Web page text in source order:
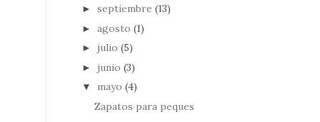
► septiembre (13)
► agosto (1)
► julio (5)
► junio (3)
▼ mayo (4)
Zapatos para peques